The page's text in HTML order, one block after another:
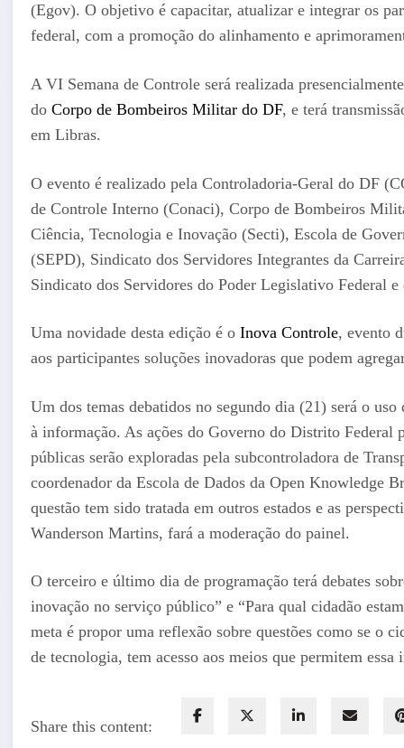
(Egov). O objetivo é capacitar, atualizar e integrar os
federal, com a promoção do alinhamento e
A VI Semana de Controle será realizada
doCorpo de Bombeiros Militar do DF, e terá
em Libras.
O evento é realizado pela Controladoria-Geral do DF
de Controle Interno (Conaci), Corpo de Bombeiros
Ciência, Tecnologia e Inovação (Secti), Escola de
(SEPD), Sindicato dos Servidores Integrantes da
Sindicato dos Servidores do Poder Legislativo Federal
Uma novidade desta edição é oInova Controle, evento
aos participantes soluções inovadoras que podem
Um dos temas debatidos no segundo dia (21) será o
à informação. As ações do Governo do Distrito Federal
públicas serão exploradas pela subcontroladora de
coordenador da Escola de Dados da Open Knowledge
questão tem sido tratada em outros estados e as
Wanderson Martins, fará a moderação do painel.
O terceiro e último dia de programação terá debates
inovação no serviço público” e “Para qual cidadão
meta é propor uma reflexão sobre questões como se o
de tecnologia, tem acesso aos meios que permitem essa
Share this content: